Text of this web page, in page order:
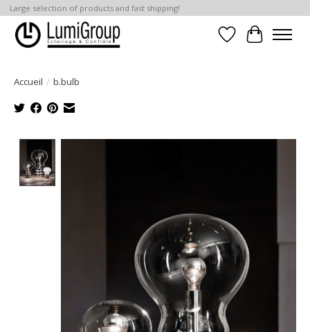
Large selection of products and fast shipping!
Liste dePanier
Accueil / b.bulb